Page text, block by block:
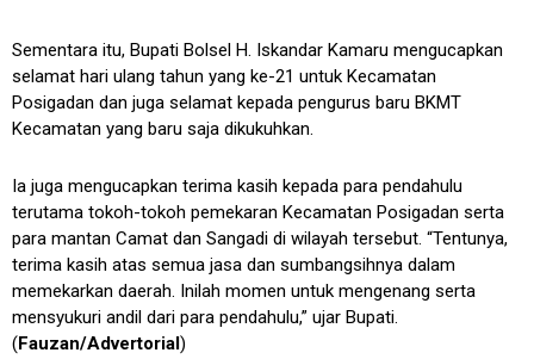
Sementara itu, Bupati Bolsel H. Iskandar Kamaru mengucapkan
selamat hari ulang tahun yang ke-21 untuk Kecamatan
Posigadan dan juga selamat kepada pengurus baru BKMT
Kecamatan yang baru saja dikukuhkan.
Ia juga mengucapkan terima kasih kepada para pendahulu
terutama tokoh-tokoh pemekaran Kecamatan Posigadan serta
para mantan Camat dan Sangadi di wilayah tersebut. “Tentunya,
terima kasih atas semua jasa dan sumbangsihnya dalam
memekarkan daerah. Inilah momen untuk mengenang serta
mensyukuri andil dari para pendahulu,” ujar Bupati.
(Fauzan/Advertorial)